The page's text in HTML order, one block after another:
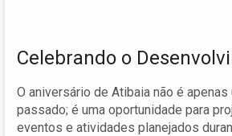
Celebrando o
O aniversário de Atibaia não é
passado; é uma oportunidade para
eventos e atividades planejados